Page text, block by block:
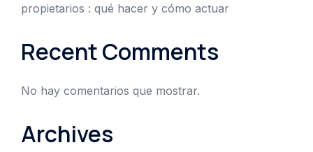
propietarios : qué hacer y cómo actuar
Recent Comments
No hay comentarios que mostrar.
Archives